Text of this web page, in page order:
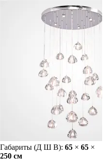
Габариты (Д Ш В): 65 × 65 ×
250 cм